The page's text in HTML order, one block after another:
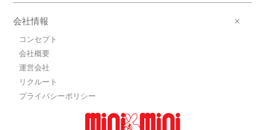
会社情報
コンセプト
会社概要
運営会社
リクルート
プライバシーポリシー